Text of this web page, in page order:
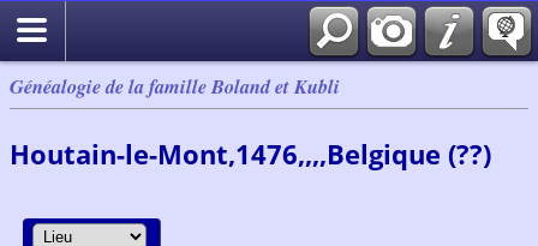
Généalogie de la famille Boland et Kubli
Houtain-le-Mont,1476,,,,Belgique (??)